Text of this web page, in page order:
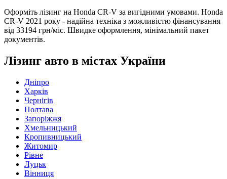
Оформіть лізинг на Honda CR-V за вигідними умовами. Honda
CR-V 2021 року - надійна техніка з можливістю фінансування
від 33194 грн/міс. Швидке оформлення, мінімальний пакет
документів.
Лізинг авто в містах України
Дніпро
Харків
Чернігів
Полтава
Запоріжжя
Хмельницький
Кропивницький
Житомир
Рівне
Луцьк
Вінниця